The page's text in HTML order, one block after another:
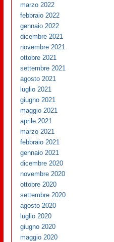
marzo 2022
febbraio 2022
gennaio 2022
dicembre 2021
novembre 2021
ottobre 2021
settembre 2021
agosto 2021
luglio 2021
giugno 2021
maggio 2021
aprile 2021
marzo 2021
febbraio 2021
gennaio 2021
dicembre 2020
novembre 2020
ottobre 2020
settembre 2020
agosto 2020
luglio 2020
giugno 2020
maggio 2020